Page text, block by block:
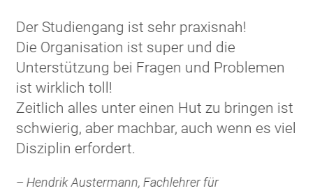
Der Studiengang ist sehr praxisnah!
Die Organisation ist super und die
Unterstützung bei Fragen und Problemen
ist wirklich toll!
Zeitlich alles unter einen Hut zu bringen ist
schwierig, aber machbar, auch wenn es viel
Disziplin erfordert.
– Hendrik Austermann, Fachlehrer für